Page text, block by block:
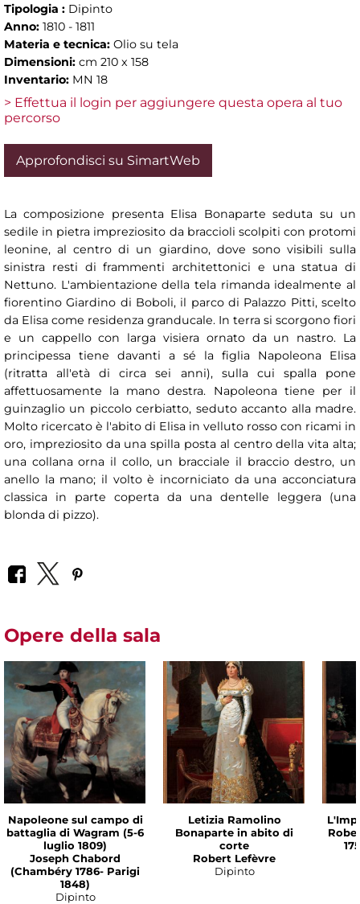
Tipologia : Dipinto
Anno: 1810 - 1811
Materia e tecnica: Olio su tela
Dimensioni: cm 210 x 158
Inventario: MN 18
> Effettua il login per aggiungere questa opera al tuo
percorso
Approfondisci su SimartWeb
La composizione presenta Elisa Bonaparte seduta su un
sedile in pietra impreziosito da braccioli scolpiti con protomi
leonine, al centro di un giardino, dove sono visibili sulla
sinistra resti di frammenti architettonici e una statua di
Nettuno. L'ambientazione della tela rimanda idealmente al
fiorentino Giardino di Boboli, il parco di Palazzo Pitti, scelto
da Elisa come residenza granducale. In terra si scorgono fiori
e un cappello con larga visiera ornato da un nastro. La
principessa tiene davanti a sé la figlia Napoleona Elisa
(ritratta all'età di circa sei anni), sulla cui spalla pone
affettuosamente la mano destra. Napoleona tiene per il
guinzaglio un piccolo cerbiatto, seduto accanto alla madre.
Molto ricercato è l'abito di Elisa in velluto rosso con ricami in
oro, impreziosito da una spilla posta al centro della vita alta;
una collana orna il collo, un bracciale il braccio destro, un
anello la mano; il volto è incorniciato da una acconciatura
classica in parte coperta da una dentelle leggera (una
blonda di pizzo).
Opere della sala
Napoleone sul campo di
battaglia di Wagram (5-6
luglio 1809)
Joseph Chabord
(Chambéry 1786- Parigi
1848)
Dipinto
Letizia Ramolino
Bonaparte in abito di
corte
Robert Lefèvre
Dipinto